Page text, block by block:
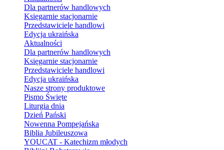
Dla partnerów handlowych
Księgarnie stacjonarnie
Przedstawiciele handlowi
Edycja ukraińska
Aktualności
Dla partnerów handlowych
Księgarnie stacjonarnie
Przedstawiciele handlowi
Edycja ukraińska
Nasze strony produktowe
Pismo Święte
Liturgia dnia
Dzień Pański
Nowenna Pompejańska
Biblia Jubileuszowa
YOUCAT - Katechizm młodych